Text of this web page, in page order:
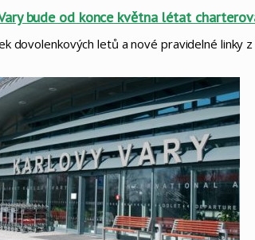
bude od konce května létat
dovolenkových letů a nové pravidelné